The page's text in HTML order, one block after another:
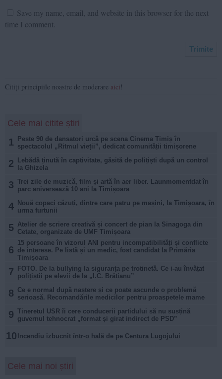
Save my name, email, and website in this browser for the next
time I comment.
Citiți principiile noastre de moderare aici !
Cele mai citite știri
1 Peste 90 de dansatori urcă pe scena Cinema Timiș în
spectacolul „Ritmul vieții”, dedicat comunității timișorene
2 Lebădă ținută în captivitate, găsită de polițiști după un control
la Ghizela
3 Trei zile de muzică, film și artă în aer liber. Launmomentdat în
parc aniversează 10 ani la Timișoara
4 Nouă copaci căzuți, dintre care patru pe mașini, la Timișoara, în
urma furtunii
5 Atelier de scriere creativă și concert de pian la Sinagoga din
Cetate, organizate de UMF Timișoara
6
15 persoane în vizorul ANI pentru incompatibilități și conflicte
de interese. Pe listă și un medic, fost candidat la Primăria
Timișoara
7 FOTO. De la bullying la siguranța pe trotinetă. Ce i-au învățat
polițiștii pe elevii de la „I.C. Brătianu”
8 Ce e normal după naștere și ce poate ascunde o problemă
serioasă. Recomandările medicilor pentru proaspetele mame
9 Tineretul USR îi cere conducerii partidului să nu susțină
guvernul tehnocrat „format și girat indirect de PSD”
10 Incendiu izbucnit într-o hală de pe Centura Lugojului
Cele mai noi știri